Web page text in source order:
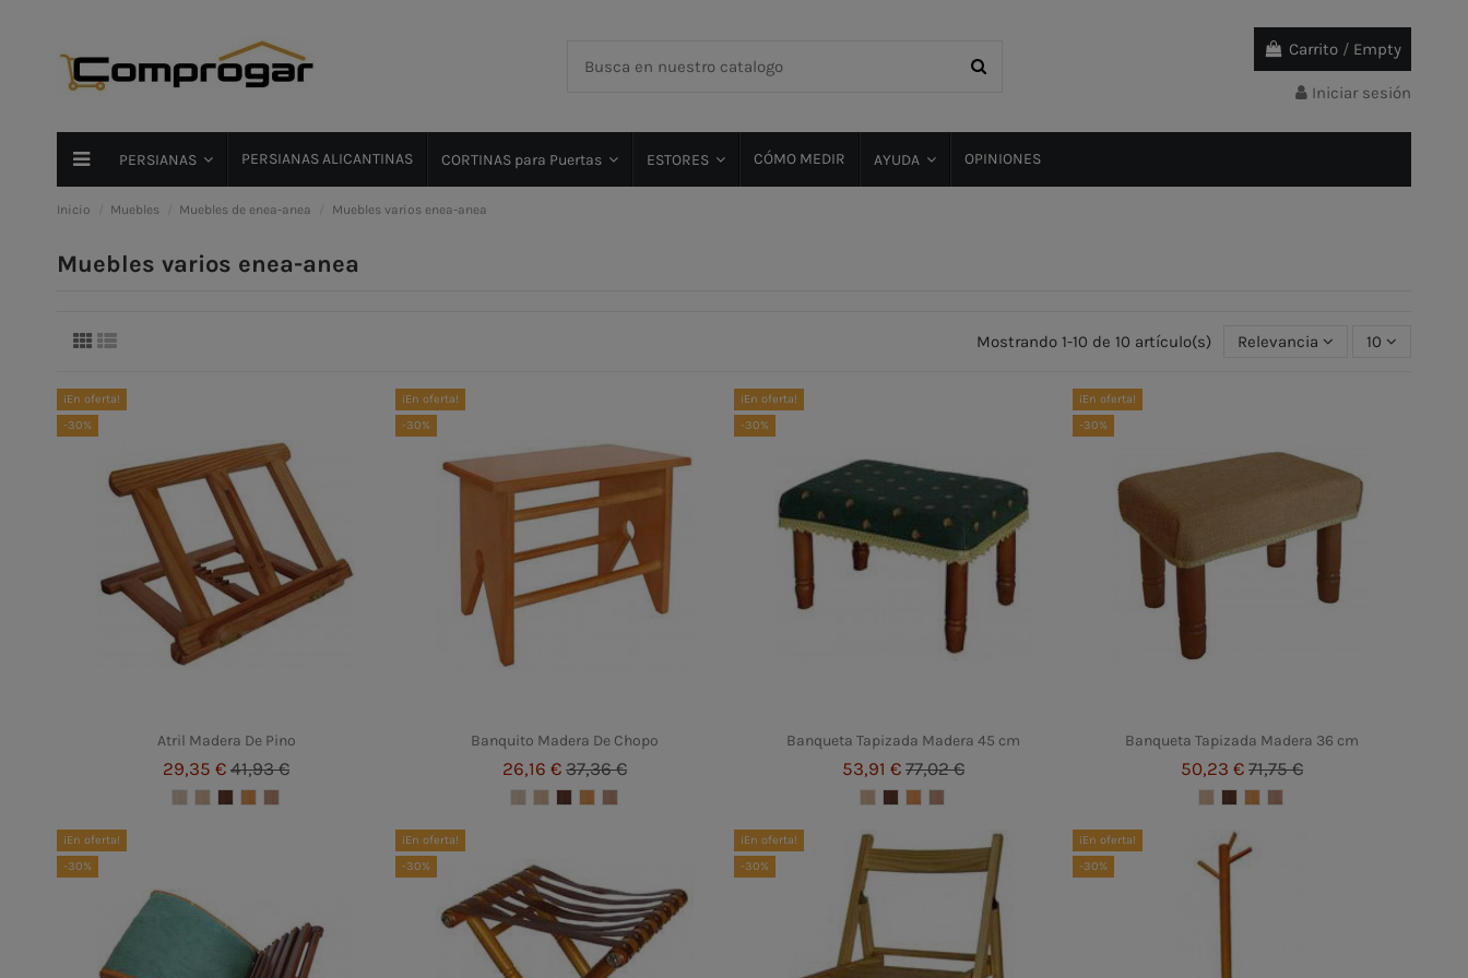
Carrito / Empty
Iniciar sesión
PERSIANAS PERSIANAS ALICANTINAS CORTINAS para Puertas ESTORES CÓMO MEDIR AYUDA OPINIONES
Inicio Muebles Muebles de enea-anea Muebles varios enea-anea
Muebles varios enea-anea
Mostrando 1-10 de 10 artículo(s) Relevancia 10
¡En oferta!
-30%
Atril Madera De Pino
29,35 € 41,93 €
¡En oferta!
-30%
Banquito Madera De Chopo
26,16 € 37,36 €
¡En oferta!
-30%
Banqueta Tapizada Madera 45 cm
53,91 € 77,02 €
¡En oferta!
-30%
Banqueta Tapizada Madera 36 cm
50,23 € 71,75 €
¡En oferta!
-30%
¡En oferta!
-30%
¡En oferta!
-30%
¡En oferta!
-30%